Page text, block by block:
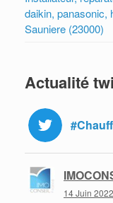
daikin, panasonic,
Sauniere (23000)
Actualité
14 Juin 2022